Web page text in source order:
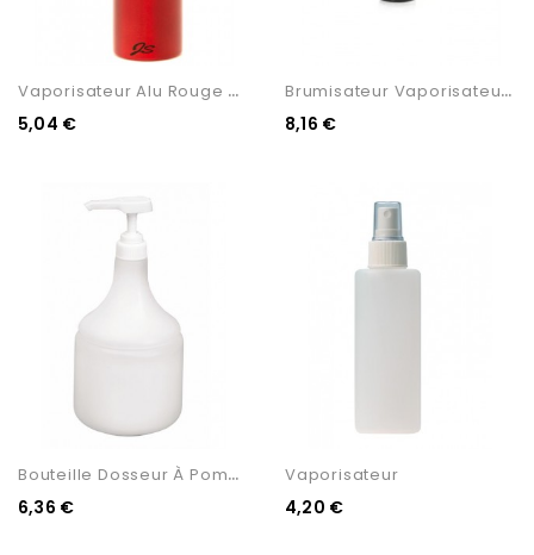
V
Aporisateur Alu Rouge 450 Ml
5,04 €
B
Rumisateur Vaporisateur Blanc
8,16 €
B
Outeille Dosseur À Pompe...
6,36 €
Vaporisateur
4,20 €